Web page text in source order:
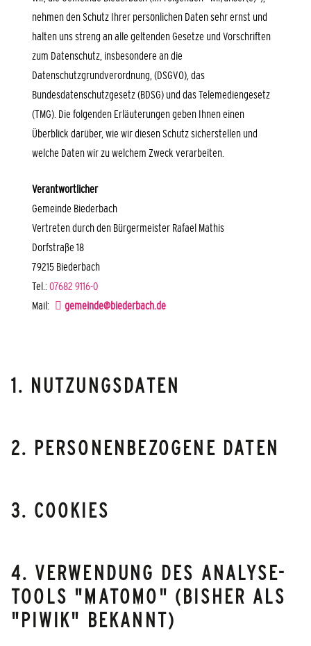
nehmen den Schutz Ihrer persönlichen Daten sehr ernst und
halten uns streng an alle geltenden Gesetze und Vorschriften
zum Datenschutz, insbesondere an die
Datenschutzgrundverordnung, (DSGVO), das
Bundesdatenschutzgesetz (BDSG) und das Telemediengesetz
(TMG). Die folgenden Erläuterungen geben Ihnen einen
Überblick darüber, wie wir diesen Schutz sicherstellen und
welche Daten wir zu welchem Zweck verarbeiten.
Verantwortlicher
Gemeinde Biederbach
Vertreten durch den Bürgermeister Rafael Mathis
Dorfstraße 18
79215 Biederbach
Tel.:07682 9116-0
Mail:
gemeinde@biederbach.de
1. NUTZUNGSDATEN
2. PERSONENBEZOGENE DATEN
3. COOKIES
4. VERWENDUNG DES ANALYSE-
TOOLS "MATOMO" (BISHER ALS
"PIWIK" BEKANNT)